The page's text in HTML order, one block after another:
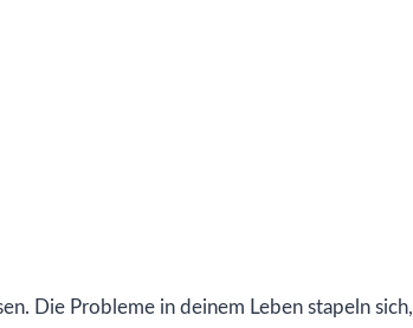
Die Probleme in deinem Leben stapeln sich,